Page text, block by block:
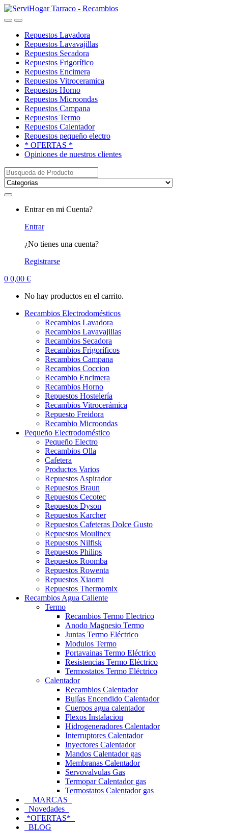
Saltar
a
saltar
al
OpenClose
Repuestos Lavadora
Repuestos Lavavajillas
Repuestos Secadora
Repuestos Frigorífico
Repuestos Encimera
Repuestos Vitroceramica
Repuestos Horno
Repuestos Microondas
Repuestos Campana
Repuestos Termo
Repuestos Calentador
Repuestos pequeño electro
* OFERTAS *
Opiniones de nuestros clientes
Buscar:
Entrar en mi Cuenta?
Entrar
¿No tienes una cuenta?
Registrarse
0 0,00 €
No hay productos en el carrito.
Recambios Electrodomésticos
Recambios Lavadora
Recambios Lavavajillas
Recambios Secadora
Recambios Frigoríficos
Recambios Campana
Recambios Coccion
Recambio Encimera
Recambios Horno
Repuestos Hostelería
Recambios Vitrocerámica
Repuesto Freidora
Recambio Microondas
Pequeño Electrodoméstico
Pequeño Electro
Recambios Olla
Cafetera
Productos Varios
Repuestos Aspirador
Repuestos Braun
Repuestos Cecotec
Repuestos Dyson
Repuestos Karcher
Repuestos Cafeteras Dolce Gusto
Repuestos Moulinex
Repuestos Nilfisk
Repuestos Philips
Repuestos Roomba
Repuestos Rowenta
Repuestos Xiaomi
Repuestos Thermomix
Recambios Agua Caliente
Termo
Recambios Termo Electrico
Anodo Magnesio Termo
Juntas Termo Eléctrico
Modulos Termo
Portavainas Termo Eléctrico
Resistencias Termo Eléctrico
Termostatos Termo Eléctrico
Calentador
Recambios Calentador
Bujías Encendido Calentador
Cuerpos agua calentador
Flexos Instalacion
Hidrogeneradores Calentador
Interruptores Calentador
Inyectores Calentador
Mandos Calentador gas
Membranas Calentador
Servovalvulas Gas
Termopar Calentador gas
Termostatos Calentador gas
MARCAS
Novedades
*OFERTAS*
BLOG